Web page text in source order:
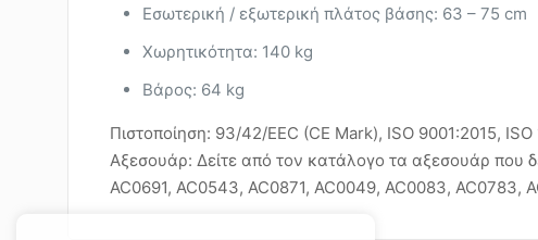
Εσωτερική / εξωτερική πλάτος βάσης: 63 – 75 cm
Χωρητικότητα: 140 kg
Βάρος: 64 kg
Πιστοποίηση: 93/42/EEC (CE Mark), ISO 9001:2015,
Αξεσουάρ: Δείτε από τον κατάλογο τα αξεσουάρ που
AC0691, AC0543, AC0871, AC0049, AC0083, AC0783,